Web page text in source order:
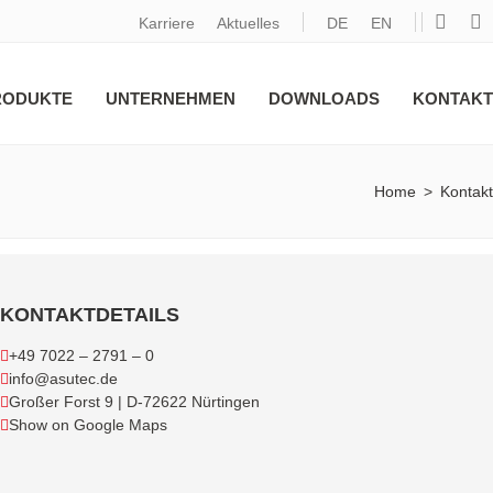
Karriere Aktuelles DE EN
UNTERNEHMEN DOWNLOADS KONTAKT
Home > Kontakt
KONTAKTDETAILS
+49 7022 – 2791 – 0
info@asutec.de
Großer Forst 9 | D-72622 Nürtingen
Show on Google Maps